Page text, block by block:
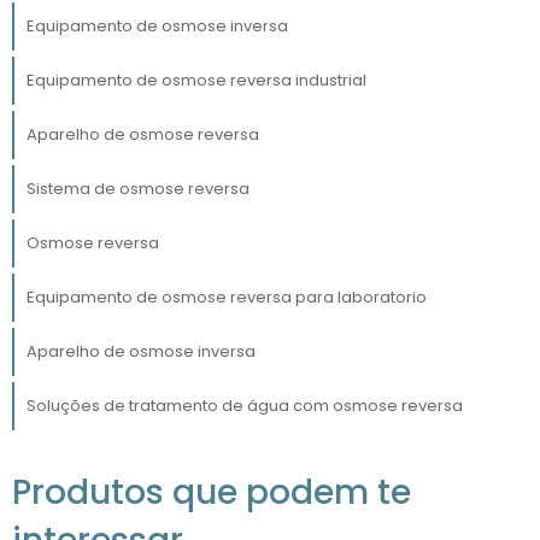
otimizar seus recursos hídricos.
Com o aumento das preocupações
regulamentações rigorosas de qualidade da
osmose reversa se torna cada vez mais
da água, mas também contribui para a
o uso de produtos químicos e o desperdício
de água.
DA OSMOSE REVERSA
O princípio de funcionamento do
Equipamento de osmose inversa
Equipamento de osmose reversa industrial
Aparelho de osmose reversa
Sistema de osmose reversa
Osmose reversa
Equipamento de osmose reversa para laboratorio
Aparelho de osmose inversa
Soluções de tratamento de água com osmose reversa
Produtos que podem te